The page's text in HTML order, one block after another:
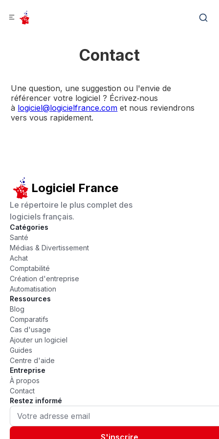
Contact
Une question, une suggestion ou l'envie de
référencer votre logiciel ? Écrivez‑nous
à logiciel@logicielfrance.com et nous reviendrons
vers vous rapidement.
Logiciel France
Le répertoire le plus complet des
logiciels français.
Catégories
Santé
Médias & Divertissement
Achat
Comptabilité
Création d'entreprise
Automatisation
Ressources
Blog
Comparatifs
Cas d'usage
Ajouter un logiciel
Guides
Centre d'aide
Entreprise
À propos
Contact
Restez informé
S'inscrire